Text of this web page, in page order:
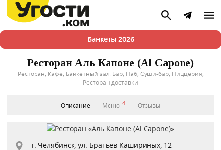
Банкеты 2026
Ресторан Аль Капоне (Al Capone)
Ресторан, Кафе, Банкетный зал, Бар, Паб, Суши-бар, Пиццерия,
Ресторан доставки
Описание Меню 4 Отзывы
г. Челябинск, ул. Братьев Кашириных, 12